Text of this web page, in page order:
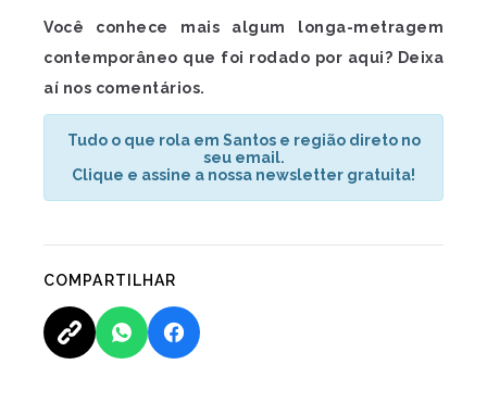
Você conhece mais algum longa-metragem
contemporâneo que foi rodado por aqui? Deixa
aí nos comentários.
Tudo o que rola em Santos e região direto no
seu email.
Clique e assine a nossa newsletter gratuita!
COMPARTILHAR